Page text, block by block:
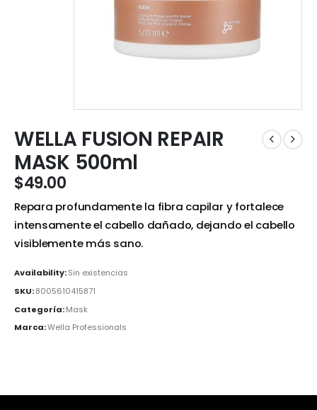
WELLA FUSION REPAIR
MASK 500ml
$49.00
Repara profundamente la fibra capilar y fortalece
intensamente el cabello dañado, dejando el cabello
visiblemente más sano.
Availability:Sin existencias
SKU:8005610415871
Categoría:Mask
Marca:Wella Professionals